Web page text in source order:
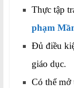
Thực tập
phạm
Đủ điều
giáo dục.
Có thể mở